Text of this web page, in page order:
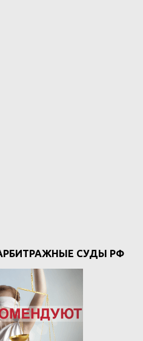
СУДЫ РФ